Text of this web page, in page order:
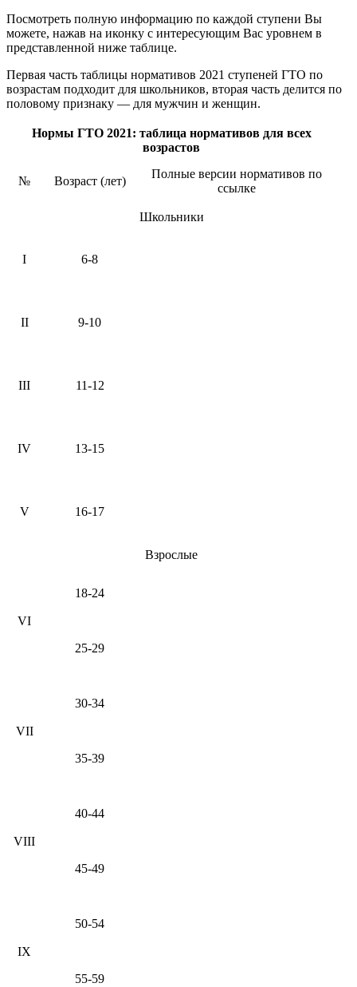
Посмотреть полную информацию по каждой ступени Вы
можете, нажав на иконку с интересующим Вас уровнем в
представленной ниже таблице.
Первая часть таблицы нормативов 2021 ступеней ГТО по
возрастам подходит для школьников, вторая часть делится по
половому признаку — для мужчин и женщин.
Нормы ГТО 2021: таблица нормативов для всех
возрастов
№ Возраст (лет)
Полные версии нормативов по
ссылке
Школьники
I 6-8
II 9-10
III 11-12
IV 13-15
V 16-17
Взрослые
VI
18-24
25-29
VII
30-34
35-39
VIII
40-44
45-49
IX
50-54
55-59